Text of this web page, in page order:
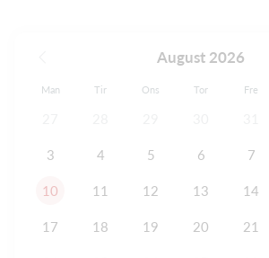
August 2026
Man Tir Ons Tor Fre
3 4 5 6 7
10 11 12 13 14
17 18 19 20 21